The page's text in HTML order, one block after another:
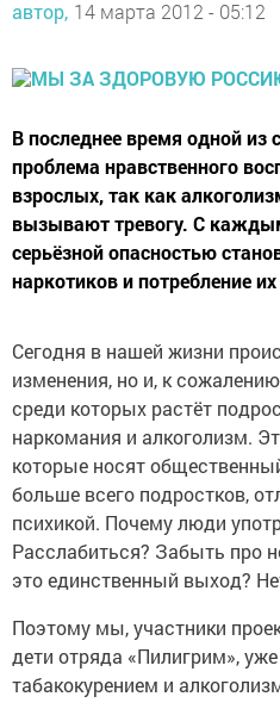
автор, 14 марта 2012 - 05:12
В последнее время одной из
проблема нравственного
взрослых, так как
вызывают тревогу. С
серьёзной опасностью
наркотиков и потребление
Сегодня в нашей жизни
изменения, но и, к
среди которых растёт
наркомания и алкоголизм.
которые носят
больше всего подростков,
психикой. Почему люди
Расслабиться? Забыть про
это единственный выход?
Поэтому мы, участники
дети отряда «Пилигрим»,
табакокурением и